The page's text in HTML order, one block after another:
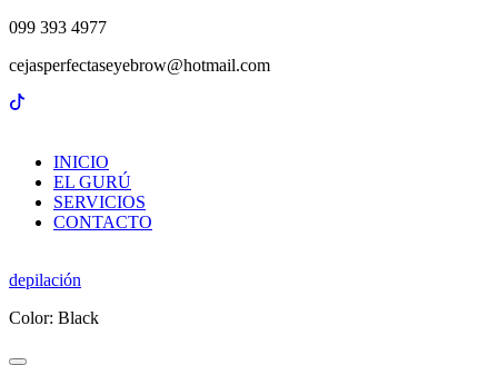
099 393 4977
cejasperfectaseyebrow@hotmail.com
INICIO
EL GURÚ
SERVICIOS
CONTACTO
depilación
Color: Black